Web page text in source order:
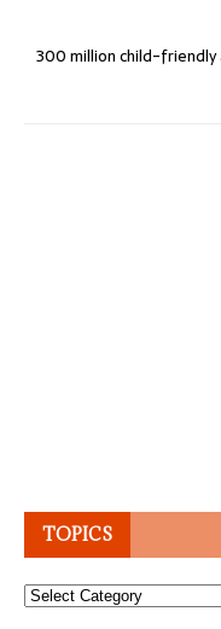
300 million child-
TOPICS
Topics